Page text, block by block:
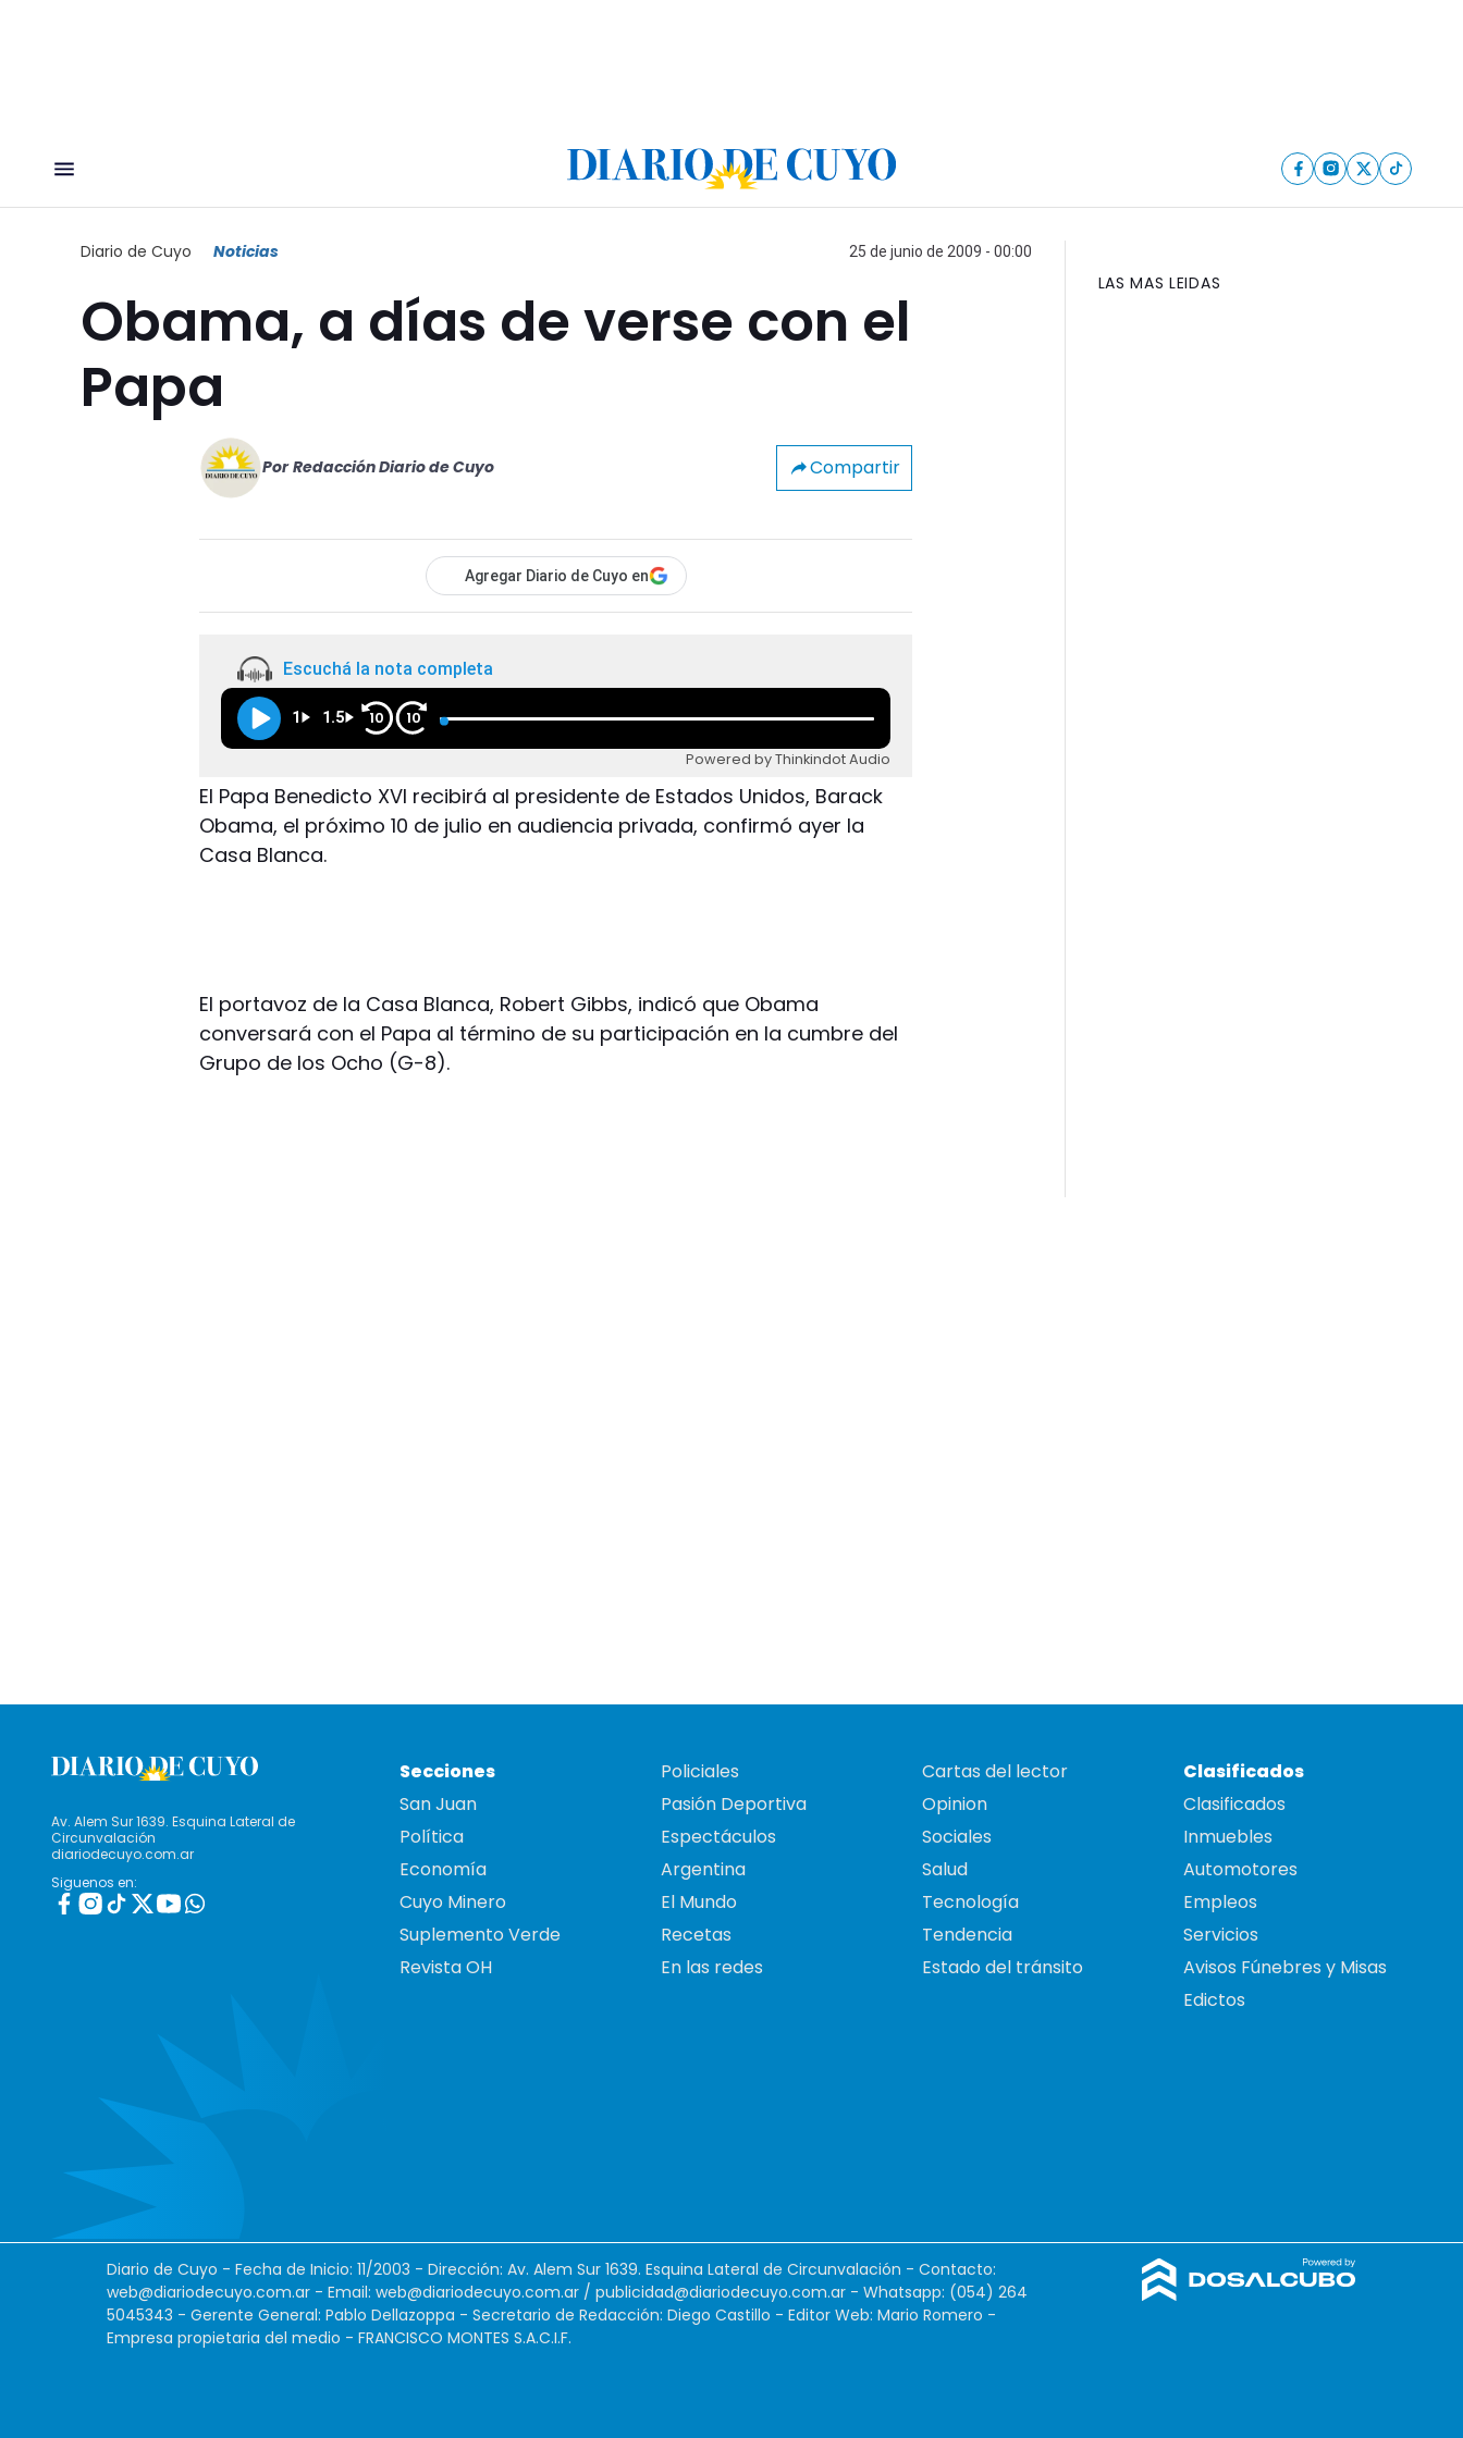
Diario de Cuyo Noticias 25 de junio de 2009 - 00:00
Obama, a días de verse con el
Papa
Por Redacción Diario de Cuyo Compartir
Agregar Diario de Cuyo en
Escuchá la nota completa
1 1.5 10 10
Powered by Thinkindot Audio
El Papa Benedicto XVI recibirá al presidente de Estados Unidos, Barack
Obama, el próximo 10 de julio en audiencia privada, confirmó ayer la
Casa Blanca.
El portavoz de la Casa Blanca, Robert Gibbs, indicó que Obama
conversará con el Papa al término de su participación en la cumbre del
Grupo de los Ocho (G-8).
LAS MAS LEIDAS
Av. Alem Sur 1639. Esquina Lateral de
Circunvalación
diariodecuyo.com.ar
Siguenos en:
Secciones
San Juan
Política
Economía
Cuyo Minero
Suplemento Verde
Revista OH
Policiales
Pasión Deportiva
Espectáculos
Argentina
El Mundo
Recetas
En las redes
Cartas del lector
Opinion
Sociales
Salud
Tecnología
Tendencia
Estado del tránsito
Clasificados
Clasificados
Inmuebles
Automotores
Empleos
Servicios
Avisos Fúnebres y Misas
Edictos
Diario de Cuyo - Fecha de Inicio: 11/2003 - Dirección: Av. Alem Sur 1639. Esquina Lateral de Circunvalación - Contacto:
web@diariodecuyo.com.ar - Email: web@diariodecuyo.com.ar / publicidad@diariodecuyo.com.ar - Whatsapp: (054) 264
5045343 - Gerente General: Pablo Dellazoppa - Secretario de Redacción: Diego Castillo - Editor Web: Mario Romero -
Empresa propietaria del medio - FRANCISCO MONTES S.A.C.I.F.